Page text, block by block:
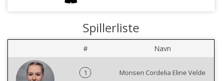
Spillerliste
# Navn
1
Monsen Cordelia Eline Velde